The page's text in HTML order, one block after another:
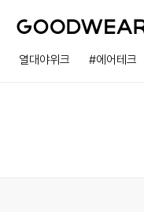
열대야위크 #에어테크